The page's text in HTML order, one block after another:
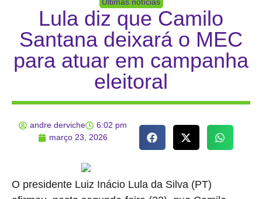
Lula diz que Camilo
Santana deixará o MEC
para atuar em campanha
eleitoral
andre derviche
6:02 pm
março 23, 2026
O presidente Luiz Inácio Lula da Silva (PT)